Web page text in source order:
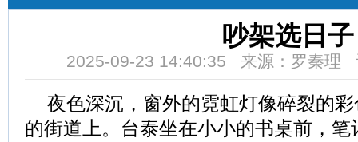
吵架选日子
2025-09-23 14:40:35 来源：罗秦理
夜色深沉，窗外的霓虹灯像碎裂的
的街道上。台泰坐在小小的书桌前，